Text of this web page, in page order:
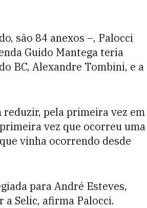
são 84 anexos –, Palocci
Guido Mantega teria
BC, Alexandre Tombini, e a
pela primeira vez em
vez que ocorreu uma
vinha ocorrendo desde
para André Esteves,
a Selic, afirma Palocci.